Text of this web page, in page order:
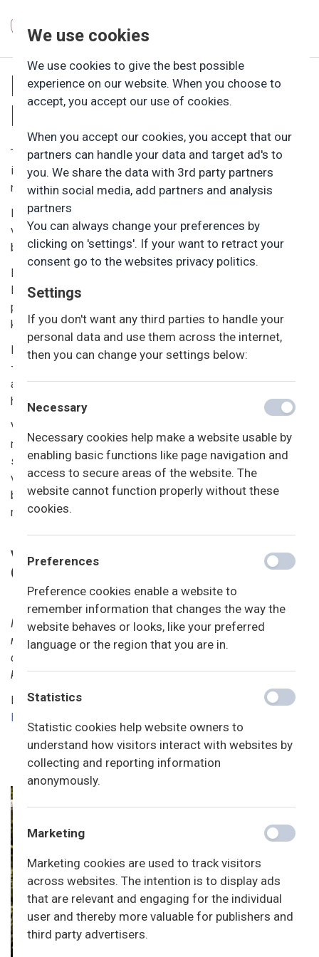
MINIMUMS­
NORMERING
Tømmerup Friluftsbørnehave er en privat, selvejende
institution, der følger de nationale regler for
minimumsnormeringer i dagtilbud.
Det betyder, at der i gennemsnit er mindst én voksen til tre
vuggestuebørn og én voksen til seks børnehavebørn,
beregnet som et gennemsnit over et år.
Minimumsnormeringerne trådte i kraft den 1. januar 2025.
Hvert år skal vi både offentliggøre vores aktuelle normering
på hjemmesiden, og vi skal indsende dokumentation til
kommunen for at reglerne overholdes.
I dagligdagen kan antallet af voksne variere i løbet af dagen
– fx ved ferie, sygdom eller møder – men vi planlægger
altid bemandingen, så der er tid, nærvær og tryghed for
hvert enkelt barn.
Vi optager børn fra den måned, de fylder 3 år. Den første
måned beregnes et barn som endnu ikke er fyldt 3 år ved
start som et vuggestuebarn i normeringen. Da vi ikke har en
vuggestueafdeling, skal vi kun opgive normeringstallet for
børnehaven. Vuggestuenormeringen for børn der bliver 3 år,
når de starter, er medregnet i det endelige normeringstal.
Vores normering for 2025: 5,3
(Minimumsnormering: 6)
I private selvejende institutioner som vores, beregnes
normering for den enkelte institution. I de kommunale
dagtilbud beregnes normeringen som et gennemsnit på
kommuneniveau og altså ikke på institutionsniveau.
Læs mere om minimumsnormeringer her:
Link til bekendtgørelsen for privatinstitutioner
We use cookies
We use cookies to give the best possible
experience on our website. When you choose to
accept, you accept our use of cookies.
When you accept our cookies, you accept that our
partners can handle your data and target ad's to
you. We share the data with 3rd party partners
within social media, add partners and analysis
partners
You can always change your preferences by
clicking on 'settings'. If your want to retract your
consent go to the websites privacy politics.
Settings
If you don't want any third parties to handle your
personal data and use them across the internet,
then you can change your settings below:
Necessary
Necessary cookies help make a website usable by
enabling basic functions like page navigation and
access to secure areas of the website. The
website cannot function properly without these
cookies.
Preferences
Preference cookies enable a website to
remember information that changes the way the
website behaves or looks, like your preferred
language or the region that you are in.
Statistics
Statistic cookies help website owners to
understand how visitors interact with websites by
collecting and reporting information
anonymously.
Marketing
Marketing cookies are used to track visitors
across websites. The intention is to display ads
that are relevant and engaging for the individual
user and thereby more valuable for publishers and
third party advertisers.